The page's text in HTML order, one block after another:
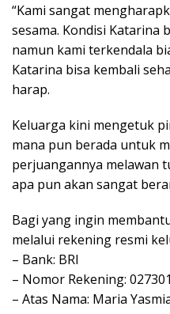
“Kami sangat
sesama. Kondisi Katarina
namun kami terkendala
Katarina bisa kembali
harap.
Keluarga kini mengetuk
mana pun berada untuk
perjuangannya melawan
apa pun akan sangat
Bagi yang ingin
melalui rekening resmi
– Bank: BRI
– Nomor Rekening:
– Atas Nama: Maria